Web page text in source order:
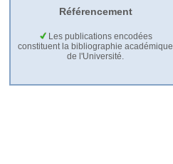
Référencement
Les publications encodées
constituent la bibliographie académique
de l'Université.